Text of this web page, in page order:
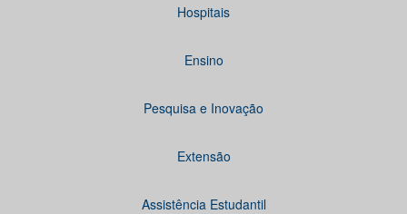
Hospitais
Ensino
Pesquisa e Inovação
Extensão
Assistência Estudantil